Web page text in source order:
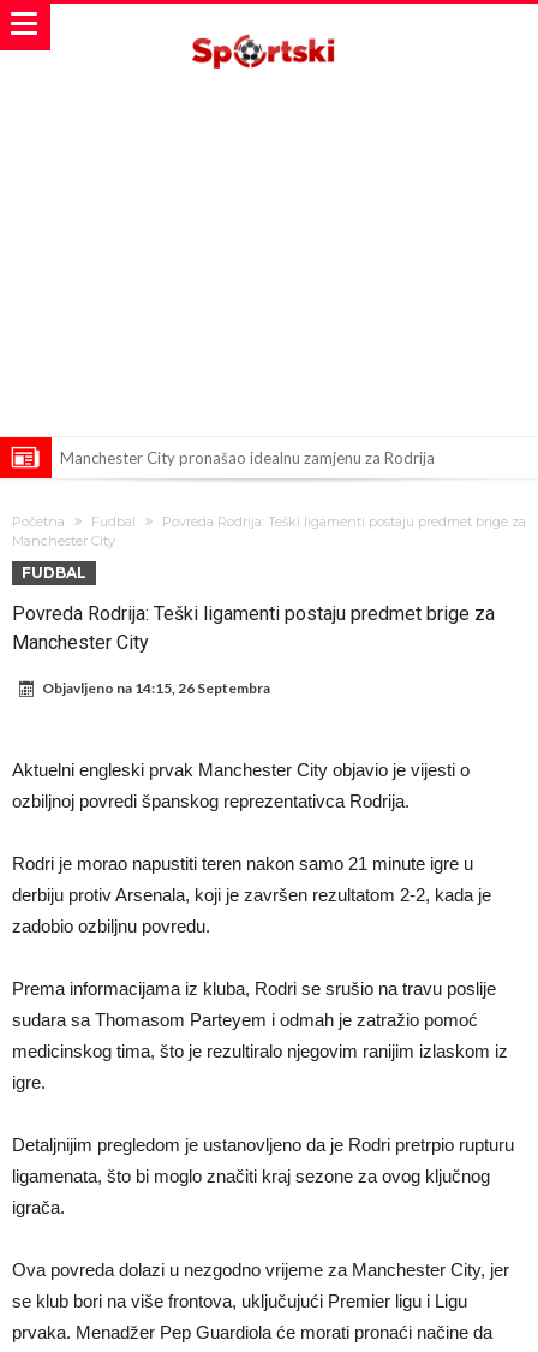
Manchester City pronašao idealnu zamjenu za Rodrija
od njih je Messi, znate li ko je drugi?
Прijelom u transferu Romera? Inter nema dovoljno sredstava,
Atletico prati situaciju.
GOTOVO JE! Čelsi dovodi novog lijevog beka – transfer vrijedan 21
milion eura
Atletico Madrid donosi neočekivanu odluku!
Istina konačno isplivala na površinu! Rodri ponizio Real Madrid kao
sramotan komentar na njegov račun
Početna Fudbal
Povreda Rodrija: Teški ligamenti postaju predmet brige za
Manchester City
FUDBAL
Povreda Rodrija: Teški ligamenti postaju predmet brige za
Manchester City
Objavljeno na 14:15, 26 Septembra
Aktuelni engleski prvak Manchester City objavio je vijesti o
ozbiljnoj povredi španskog reprezentativca Rodrija.
Rodri je morao napustiti teren nakon samo 21 minute igre u
derbiju protiv Arsenala, koji je završen rezultatom 2-2, kada je
zadobio ozbiljnu povredu.
Prema informacijama iz kluba, Rodri se srušio na travu poslije
sudara sa Thomasom Parteyem i odmah je zatražio pomoć
medicinskog tima, što je rezultiralo njegovim ranijim izlaskom iz
igre.
Detaljnijim pregledom je ustanovljeno da je Rodri pretrpio rupturu
ligamenata, što bi moglo značiti kraj sezone za ovog ključnog
igrača.
Ova povreda dolazi u nezgodno vrijeme za Manchester City, jer
se klub bori na više frontova, uključujući Premier ligu i Ligu
prvaka. Menadžer Pep Guardiola će morati pronaći načine da